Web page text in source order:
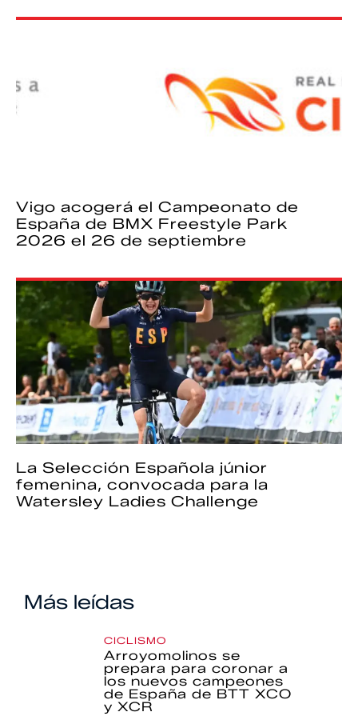
Vigo acogerá el Campeonato de
España de BMX Freestyle Park
2026 el 26 de septiembre
La Selección Española júnior
femenina, convocada para la
Watersley Ladies Challenge
Más leídas
CICLISMO
Arroyomolinos se
prepara para coronar a
los nuevos campeones
de España de BTT XCO
y XCR